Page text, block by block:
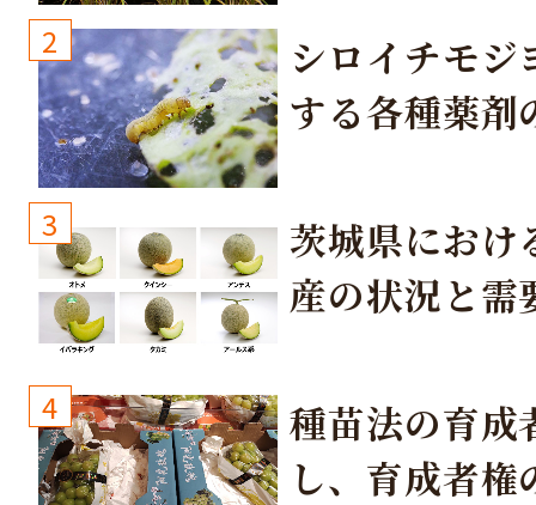
2
シロイチモジ
する各種薬剤
3
茨城県におけ
産の状況と需
4
種苗法の育成
し、育成者権